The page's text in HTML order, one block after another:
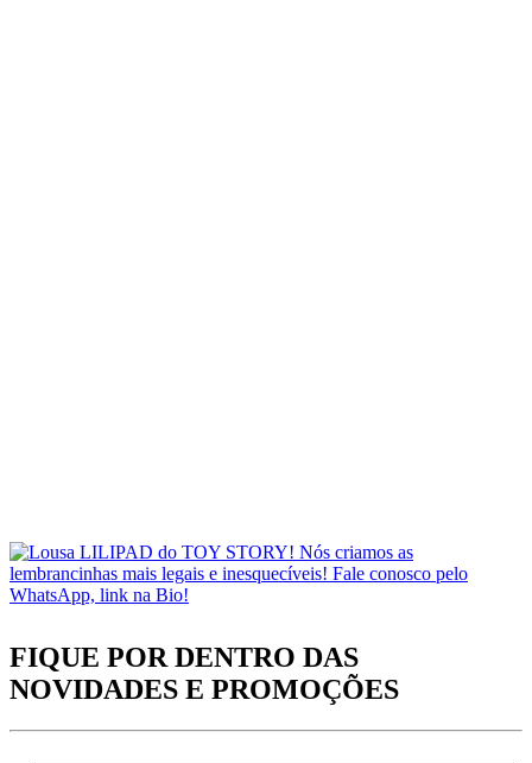
FIQUE POR DENTRO DAS
NOVIDADES E PROMOÇÕES